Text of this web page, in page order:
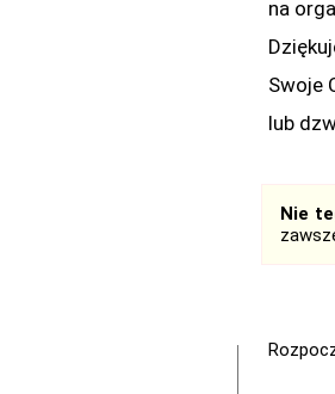
na
Swoje
lub
Nie